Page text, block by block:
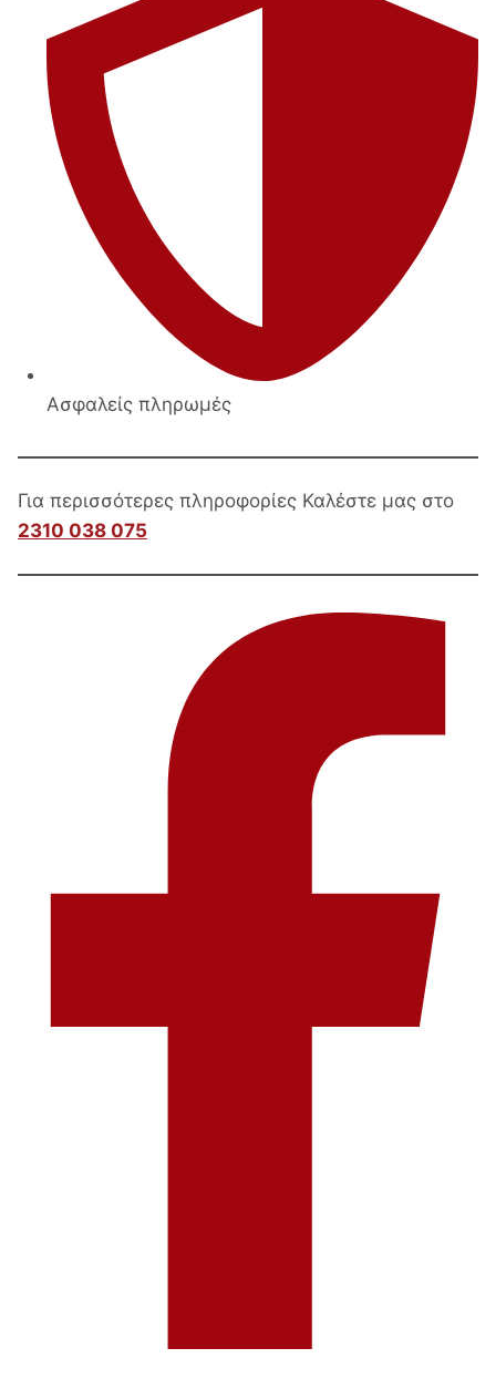
Ασφαλείς πληρωμές
Για περισσότερες πληροφορίες Καλέστε μας στο
2310 038 075